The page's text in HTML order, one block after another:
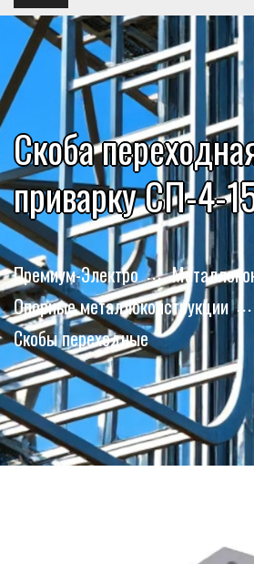
Скоба
приварку СП-4-
Премиум-Электро
Опорные металлоконструкции
Скобы переходные